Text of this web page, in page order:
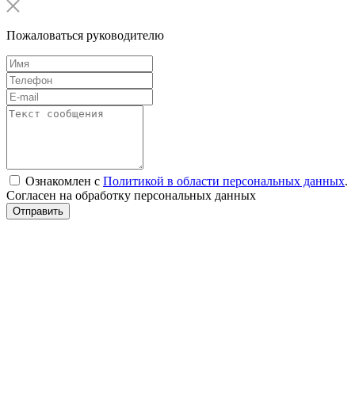
Пожаловаться руководителю
Ознакомлен с Политикой в области персональных данных.
Согласен на обработку персональных данных
Отправить